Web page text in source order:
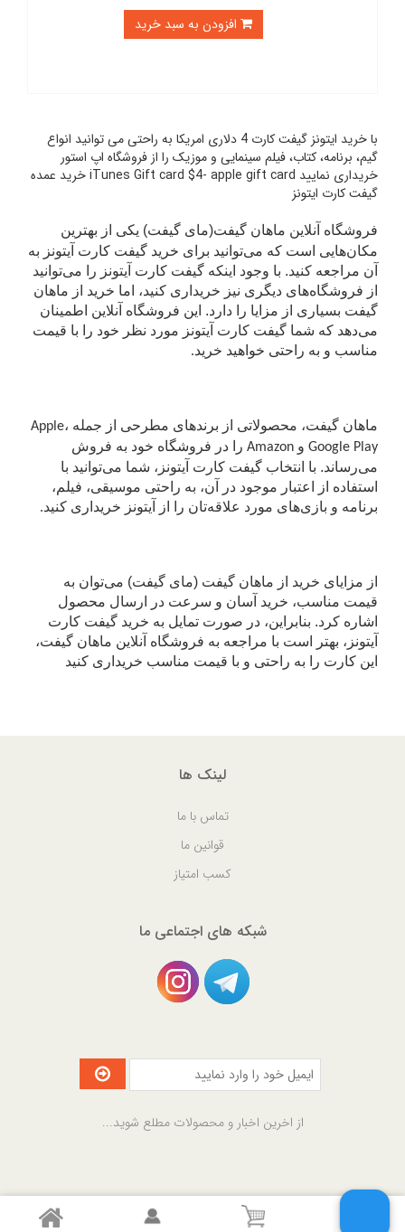
افزودن به سبد خرید
با خرید ایتونز گیفت کارت 4 دلاری امریکا به راحتی می توانید انواع
گیم، برنامه، کتاب، فیلم سینمایی و موزیک را از فروشگاه اپ استور
خریداری نمایید iTunes Gift card $4- apple gift card خرید عمده
گیفت کارت ایتونز
فروشگاه آنلاین ماهان گیفت(مای گیفت) یکی از بهترین
مکان‌هایی است که می‌توانید برای خرید گیفت کارت آیتونز به
آن مراجعه کنید. با وجود اینکه گیفت کارت آیتونز را می‌توانید
از فروشگاه‌های دیگری نیز خریداری کنید، اما خرید از ماهان
گیفت بسیاری از مزایا را دارد. این فروشگاه آنلاین اطمینان
می‌دهد که شما گیفت کارت آیتونز مورد نظر خود را با قیمت
مناسب و به راحتی خواهید خرید.
ماهان گیفت، محصولاتی از برندهای مطرحی از جمله ،
Google Play و
را در فروشگاه خود به فروش
می‌رساند. با انتخاب گیفت کارت آیتونز، شما می‌توانید با
استفاده از اعتبار موجود در آن، به راحتی موسیقی، فیلم،
برنامه و بازی‌های مورد علاقه‌تان را از آیتونز خریداری کنید.
از مزایای خرید از ماهان گیفت (مای گیفت) می‌توان به
قیمت مناسب، خرید آسان و سرعت در ارسال محصول
اشاره کرد. بنابراین، در صورت تمایل به خرید گیفت کارت
آیتونز، بهتر است با مراجعه به فروشگاه آنلاین ماهان گیفت،
این کارت را به راحتی و با قیمت مناسب خریداری کنید
لینک ها
تماس با ما
قوانین ما
کسب امتیاز
شبکه های اجتماعی ما
از اخرین اخبار و محصولات مطلع شوید...